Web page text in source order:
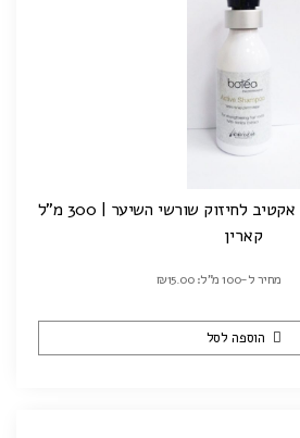
קארין
מחיר ל-100 מ"ל: ₪15.00
הוספה לסל